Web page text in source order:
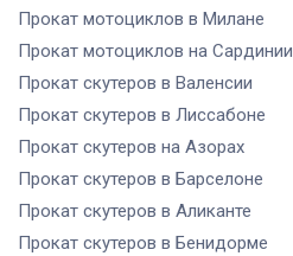
Прокат мотоциклов в Милане
Прокат мотоциклов на Сардинии
Прокат скутеров в Валенсии
Прокат скутеров в Лиссабоне
Прокат скутеров на Азорах
Прокат скутеров в Барселоне
Прокат скутеров в Аликанте
Прокат скутеров в Бенидорме